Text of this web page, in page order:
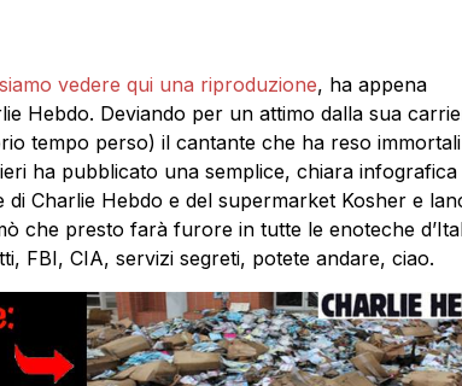
vedere qui una riproduzione, ha appena
Hebdo. Deviando per un attimo dalla sua
tempo perso) il cantante che ha reso immortali
ha pubblicato una semplice, chiara infografica
di Charlie Hebdo e del supermarket Kosher e
che presto farà furore in tutte le enoteche
FBI, CIA, servizi segreti, potete andare, ciao.